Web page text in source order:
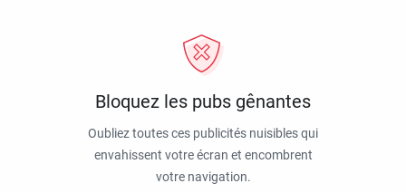
Bloquez les pubs gênantes
Oubliez toutes ces publicités nuisibles qui
envahissent votre écran et encombrent
votre navigation.